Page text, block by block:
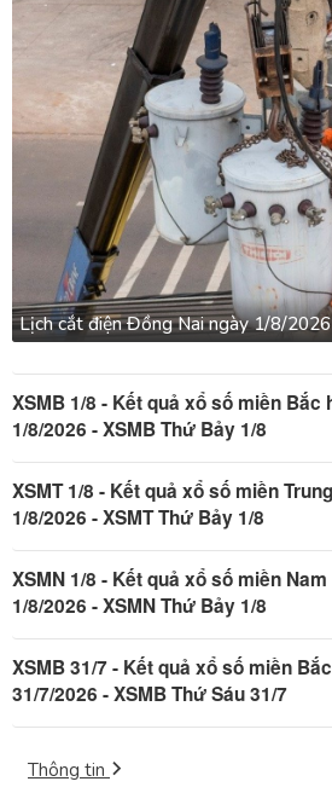
Lịch cắt điện Đồng Nai ngày 1/8/
XSMB 1/8 - Kết quả xổ số miền Bắc
1/8/2026 - XSMB Thứ Bảy 1/8
XSMT 1/8 - Kết quả xổ số miền
1/8/2026 - XSMT Thứ Bảy 1/8
XSMN 1/8 - Kết quả xổ số miền
1/8/2026 - XSMN Thứ Bảy 1/8
XSMB 31/7 - Kết quả xổ số miền
31/7/2026 - XSMB Thứ Sáu 31/7
Thông tin